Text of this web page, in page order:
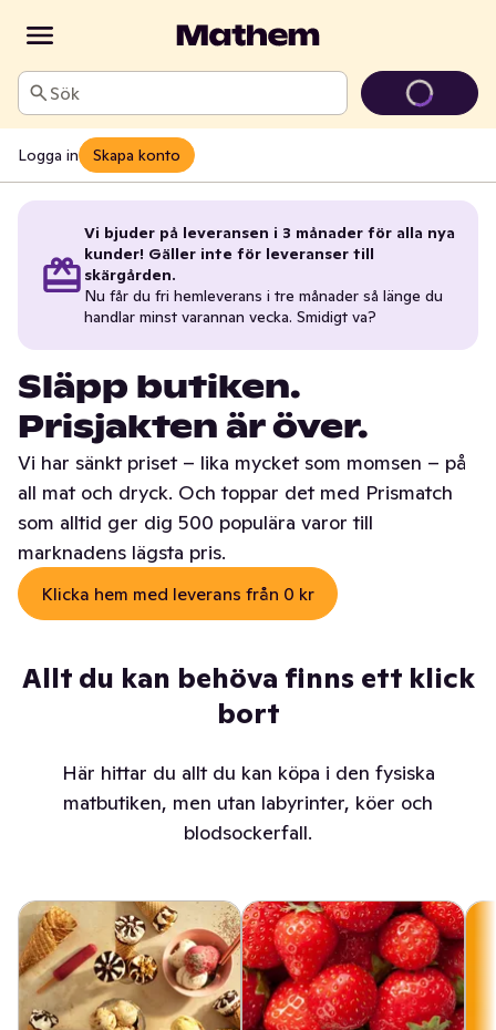
Sök
Logga in Skapa konto
Vi bjuder på leveransen i 3 månader för alla nya
kunder! Gäller inte för leveranser till
skärgården.
Nu får du fri hemleverans i tre månader så länge du
handlar minst varannan vecka. Smidigt va?
Släpp butiken.
Prisjakten är över.
Vi har sänkt priset – lika mycket som momsen – på
all mat och dryck. Och toppar det med Prismatch
som alltid ger dig 500 populära varor till
marknadens lägsta pris.
Klicka hem med leverans från 0 kr
Allt du kan behöva finns ett klick
bort
Här hittar du allt du kan köpa i den fysiska
matbutiken, men utan labyrinter, köer och
blodsockerfall.